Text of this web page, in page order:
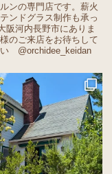
ンの専門店です。薪火
ンドグラス制作も承っ
阪河内長野市にありま
のご来店をお待ちして
い @orchidee_keidan